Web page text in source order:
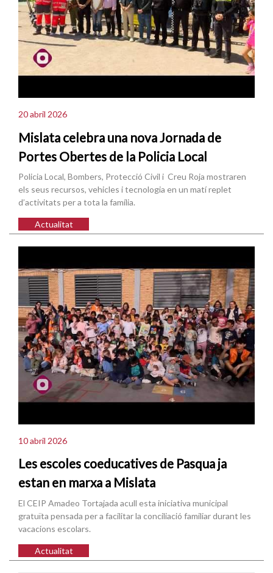
20 abril 2026
Mislata celebra una nova Jornada de
Portes Obertes de la Policia Local
Policia Local, Bombers, Protecció Civil i Creu Roja mostraren
els seus recursos, vehicles i tecnologia en un matí replet
d’activitats per a tota la família.
Actualitat
10 abril 2026
Les escoles coeducatives de Pasqua ja
estan en marxa a Mislata
El CEIP Amadeo Tortajada acull esta iniciativa municipal
gratuïta pensada per a facilitar la conciliació familiar durant les
vacacions escolars.
Actualitat